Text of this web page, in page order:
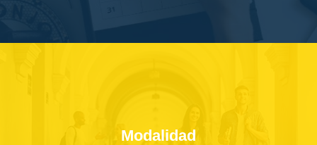
Modalidad